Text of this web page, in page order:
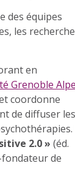
des équipes
les
en
Grenoble
coordonne
de diffuser les
2.0 » (éd.
de